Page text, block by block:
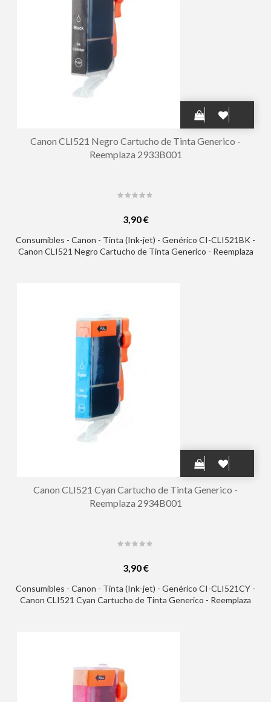
Canon CLI521 Negro Cartucho de Tinta Generico -
Reemplaza 2933B001
3,90 €
Consumibles - Canon - Tinta (Ink-jet) - Genérico CI-CLI521BK -
Canon CLI521 Negro Cartucho de Tinta Generico - Reemplaza
Canon CLI521 Cyan Cartucho de Tinta Generico -
Reemplaza 2934B001
3,90 €
Consumibles - Canon - Tinta (Ink-jet) - Genérico CI-CLI521CY -
Canon CLI521 Cyan Cartucho de Tinta Generico - Reemplaza